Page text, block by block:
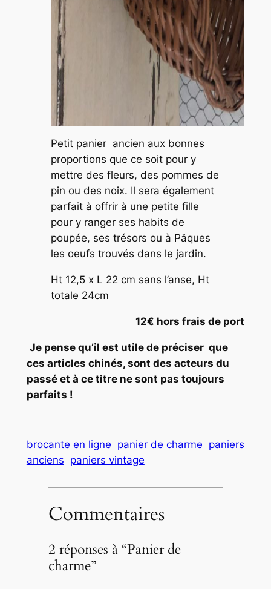
Petit panier ancien aux bonnes
proportions que ce soit pour y
mettre des fleurs, des pommes de
pin ou des noix. Il sera également
parfait à offrir à une petite fille
pour y ranger ses habits de
poupée, ses trésors ou à Pâques
les oeufs trouvés dans le jardin.
Ht 12,5 x L 22 cm sans l’anse, Ht
totale 24cm
12€ hors frais de port
Je pense qu’il est utile de préciser que
ces articles chinés, sont des acteurs du
passé et à ce titre ne sont pas toujours
parfaits !
brocante en ligne panier de charme paniers
anciens paniers vintage
Commentaires
2 réponses à “Panier de
charme”